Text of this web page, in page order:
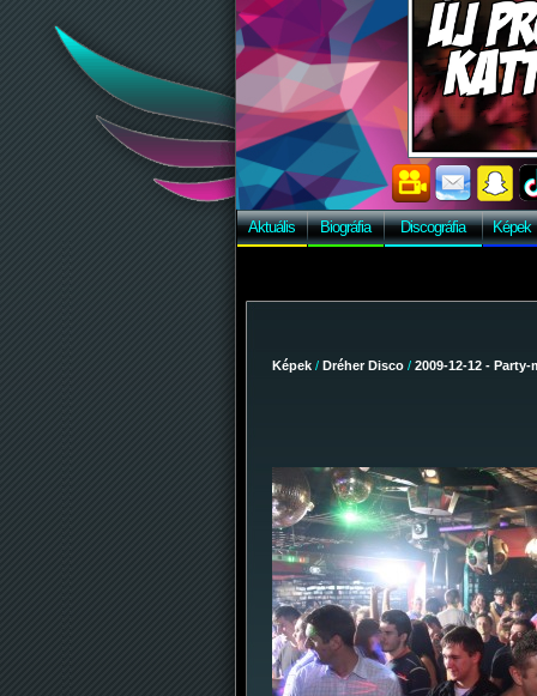
Aktuális Biográfia Discográfia Képek
Képek / Dréher Disco / 2009-12-12 -